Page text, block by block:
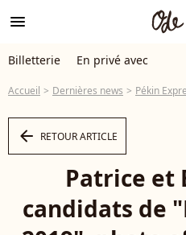
menu
Billetterie En privé avec
Accueil Dernières news Pékin
arrow_left RETOUR ARTICLE
Patrice et
candidats de